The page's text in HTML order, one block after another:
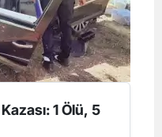
1 Ölü, 5